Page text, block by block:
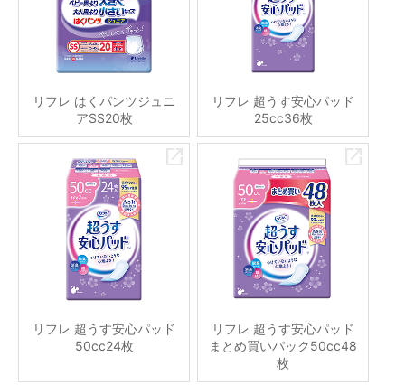
リフレ はくパンツジュニ
アSS20枚
リフレ 超うす安心パッド
25cc36枚
リフレ 超うす安心パッド
50cc24枚
リフレ 超うす安心パッド
まとめ買いパック50cc48
枚